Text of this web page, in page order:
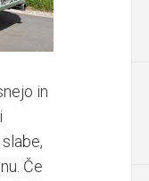
in
Če